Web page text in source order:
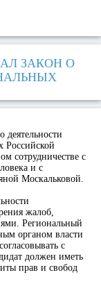
ЗАКОН О
Российской
сотрудничестве с
и с
Москальковой.
жалоб,
Региональный
органом власти
с
должен иметь
прав и свобод